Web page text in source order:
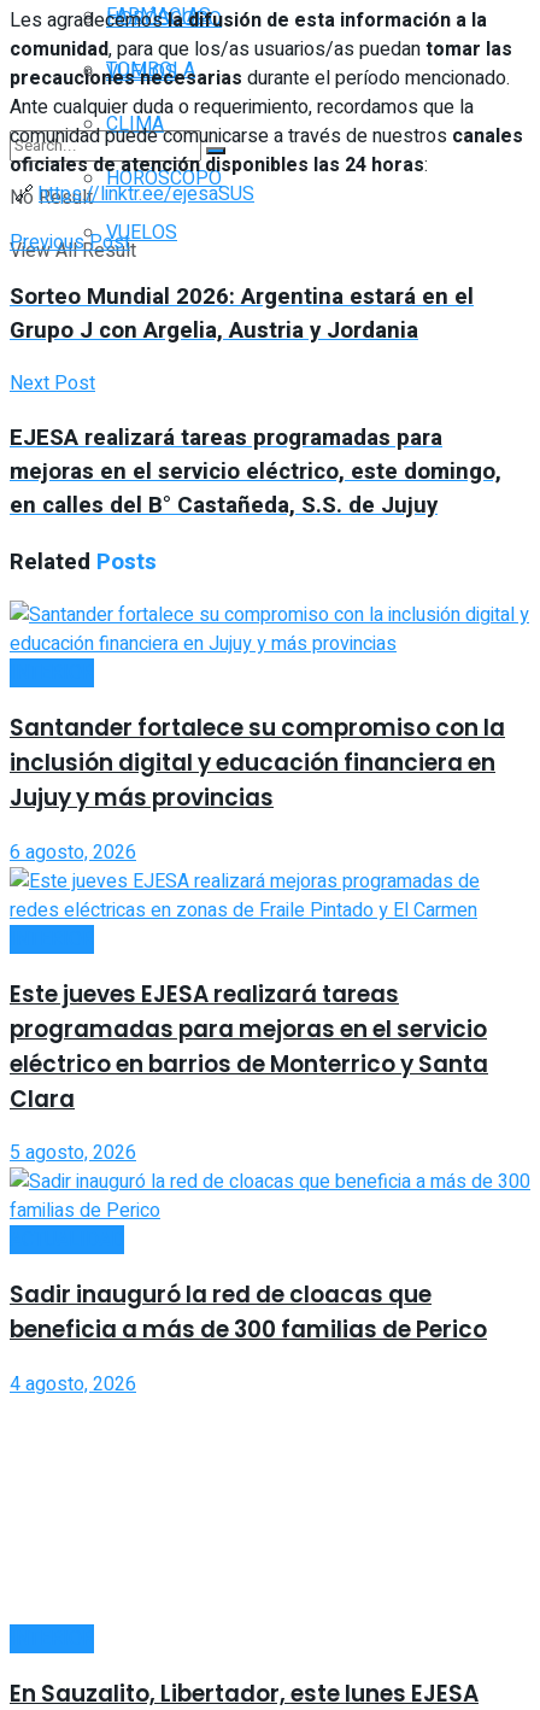
HORÓSCOPO
VUELOS
No Result
View All Result
FARMACIAS
TOMBOLA
CLIMA
HORÓSCOPO
VUELOS
Les agradecemosla difusión de esta información a la
comunidad, para que los/as usuarios/as puedantomar las
precauciones necesarias durante el período mencionado.
Ante cualquier duda o requerimiento, recordamos que la
comunidad puede comunicarse a través de nuestros canales
oficiales de atención disponibles las 24 horas:
🔗 https://linktr.ee/ejesaSUS
Previous Post
Sorteo Mundial 2026: Argentina estará en el
Grupo J con Argelia, Austria y Jordania
Next Post
EJESA realizará tareas programadas para
mejoras en el servicio eléctrico, este domingo,
en calles del B° Castañeda, S.S. de Jujuy
Related Posts
Santander fortalece su compromiso con la
inclusión digital y educación financiera en
Jujuy y más provincias
6 agosto, 2026
Este jueves EJESA realizará tareas
programadas para mejoras en el servicio
eléctrico en barrios de Monterrico y Santa
Clara
5 agosto, 2026
Sadir inauguró la red de cloacas que
beneficia a más de 300 familias de Perico
4 agosto, 2026
En Sauzalito, Libertador, este lunes EJESA